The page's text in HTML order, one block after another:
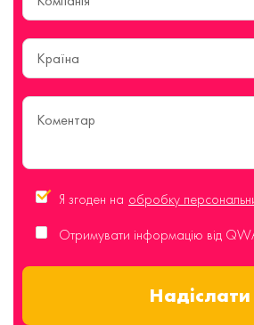
Країна
Я згоден на обробку
Отримувати інформацію від
Надіслати